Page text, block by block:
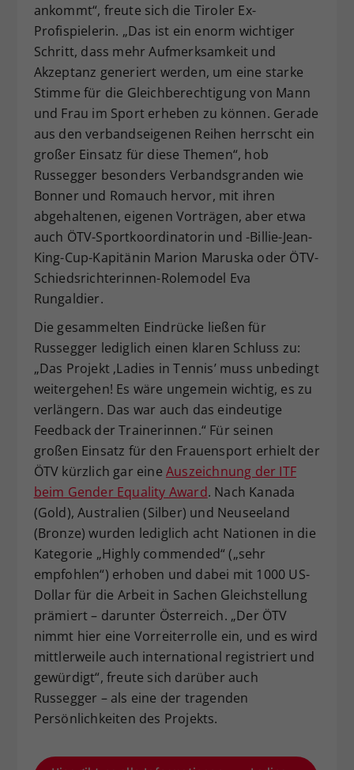
ankommt“, freute sich die Tiroler Ex-
Profispielerin. „Das ist ein enorm wichtiger
Schritt, dass mehr Aufmerksamkeit und
Akzeptanz generiert werden, um eine starke
Stimme für die Gleichberechtigung von Mann
und Frau im Sport erheben zu können. Gerade
aus den verbandseigenen Reihen herrscht ein
großer Einsatz für diese Themen“, hob
Russegger besonders Verbandsgranden wie
Bonner und Romauch hervor, mit ihren
abgehaltenen, eigenen Vorträgen, aber etwa
auch ÖTV-Sportkoordinatorin und -Billie-Jean-
King-Cup-Kapitänin Marion Maruska oder ÖTV-
Schiedsrichterinnen-Rolemodel Eva
Rungaldier.
Die gesammelten Eindrücke ließen für
Russegger lediglich einen klaren Schluss zu:
„Das Projekt ‚Ladies in Tennis’ muss unbedingt
weitergehen! Es wäre ungemein wichtig, es zu
verlängern. Das war auch das eindeutige
Feedback der Trainerinnen.“ Für seinen
großen Einsatz für den Frauensport erhielt der
ÖTV kürzlich gar eine Auszeichnung der ITF
beim Gender Equality Award. Nach Kanada
(Gold), Australien (Silber) und Neuseeland
(Bronze) wurden lediglich acht Nationen in die
Kategorie „Highly commended“ („sehr
empfohlen“) erhoben und dabei mit 1000 US-
Dollar für die Arbeit in Sachen Gleichstellung
prämiert – darunter Österreich. „Der ÖTV
nimmt hier eine Vorreiterrolle ein, und es wird
mittlerweile auch international registriert und
gewürdigt“, freute sich darüber auch
Russegger – als eine der tragenden
Persönlichkeiten des Projekts.